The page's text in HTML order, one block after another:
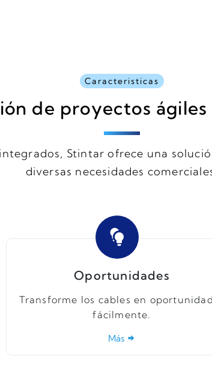
Caracteristicas
de proyectos ágiles
Stintar ofrece una
diversas necesidades
Oportunidades
Transforme los cables en
fácilmente.
Más